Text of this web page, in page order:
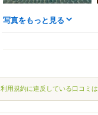
写真をもっと見る
利用規約に違反している口コミ